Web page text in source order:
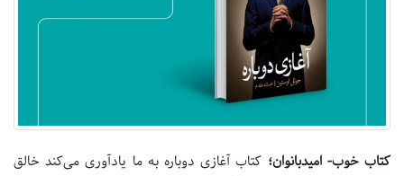
کتاب خوب- امیدبانوان؛ کتاب آغازی دوباره به ما یادآوری می‌کند خالق